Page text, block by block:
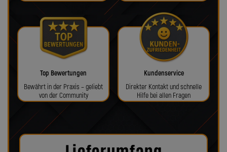
Top Bewertungen
Bewährt in der Praxis – geliebt
von der Community
Kundenservice
Direkter Kontakt und schnelle
Hilfe bei allen Fragen